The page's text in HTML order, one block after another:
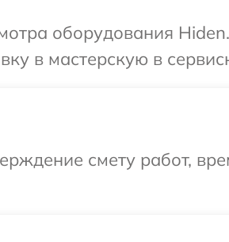
оборудования
в мастерскую в
смету работ,